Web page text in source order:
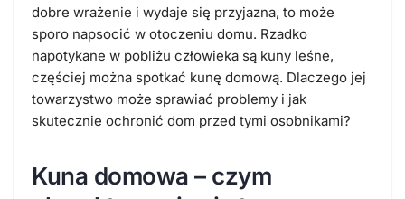
dobre wrażenie i wydaje się przyjazna, to może
sporo napsocić w otoczeniu domu. Rzadko
napotykane w pobliżu człowieka są kuny leśne,
częściej można spotkać kunę domową. Dlaczego jej
towarzystwo może sprawiać problemy i jak
skutecznie ochronić dom przed tymi osobnikami?
Kuna domowa – czym